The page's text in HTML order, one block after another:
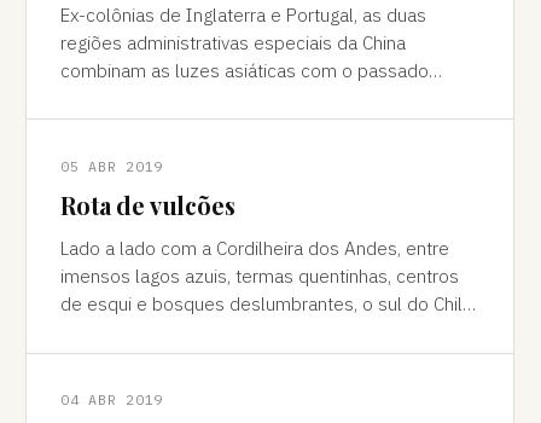
Ex-colônias de Inglaterra e Portugal, as duas
regiões administrativas especiais da China
combinam as luzes asiáticas com o passado
05 ABR 2019
Rota de vulcões
Lado a lado com a Cordilheira dos Andes, entre
imensos lagos azuis, termas quentinhas, centros
de esqui e bosques deslumbrantes, o sul do Chile
04 ABR 2019